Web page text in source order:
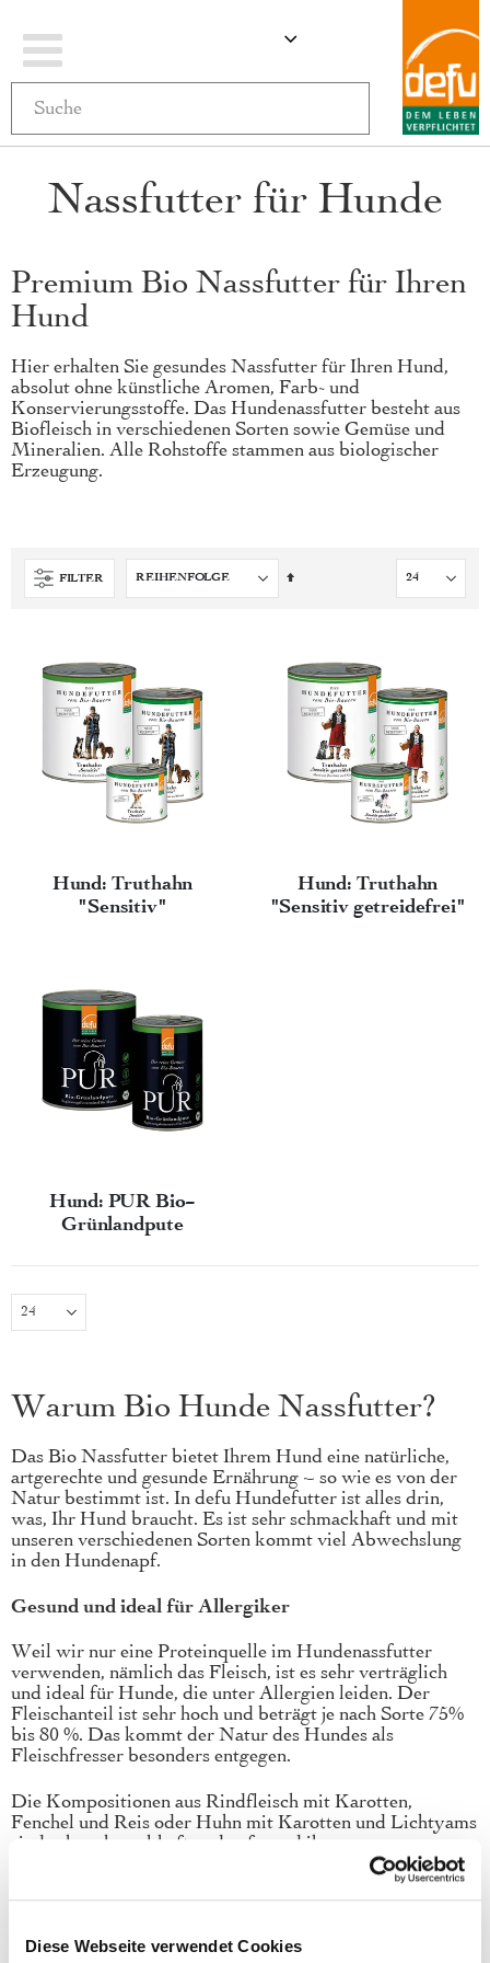
Diese Webseite verwendet Cookies
Navigation MEIN
Nassfutter für Hunde
Premium Bio Nassfutter für Ihren
Hund
Hier erhalten Sie gesundes Nassfutter für Ihren Hund,
absolut ohne künstliche Aromen, Farb- und
Konservierungsstoffe. Das Hundenassfutter besteht aus
Biofleisch in verschiedenen Sorten sowie Gemüse und
Mineralien. Alle Rohstoffe stammen aus biologischer
Erzeugung.
FILTER
Absteigend
Hund: Truthahn
"Sensitiv"
Hund: Truthahn
"Sensitiv getreidefrei"
Hund: PUR Bio-
Grünlandpute
Warum Bio Hunde Nassfutter?
Das Bio Nassfutter bietet Ihrem Hund eine natürliche,
artgerechte und gesunde Ernährung – so wie es von der
Natur bestimmt ist. In defu Hundefutter ist alles drin,
was, Ihr Hund braucht. Es ist sehr schmackhaft und mit
unseren verschiedenen Sorten kommt viel Abwechslung
in den Hundenapf.
Gesund und ideal für Allergiker
Weil wir nur eine Proteinquelle im Hundenassfutter
verwenden, nämlich das Fleisch, ist es sehr verträglich
und ideal für Hunde, die unter Allergien leiden. Der
Fleischanteil ist sehr hoch und beträgt je nach Sorte 75%
bis 80 %. Das kommt der Natur des Hundes als
Fleischfresser besonders entgegen.
Die Kompositionen aus Rindfleisch mit Karotten,
Fenchel und Reis oder Huhn mit Karotten und Lichtyams
sind sehr schmackhaft und aufgrund ihrer
Zusammensetzung für alle Hunderassen geeignet.
die Nährstoffe erhält, die auch in der Natur vorkommen.